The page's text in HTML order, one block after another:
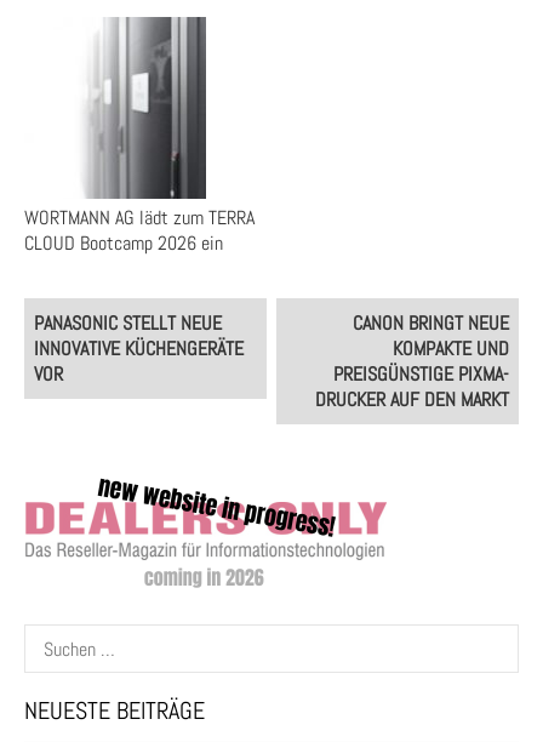
WORTMANN AG lädt zum TERRA
CLOUD Bootcamp 2026 ein
Post
navigation
PANASONIC STELLT NEUE
INNOVATIVE KÜCHENGERÄTE
VOR
CANON BRINGT NEUE
KOMPAKTE UND
PREISGÜNSTIGE PIXMA-
DRUCKER AUF DEN MARKT
Suchen
nach:
NEUESTE BEITRÄGE